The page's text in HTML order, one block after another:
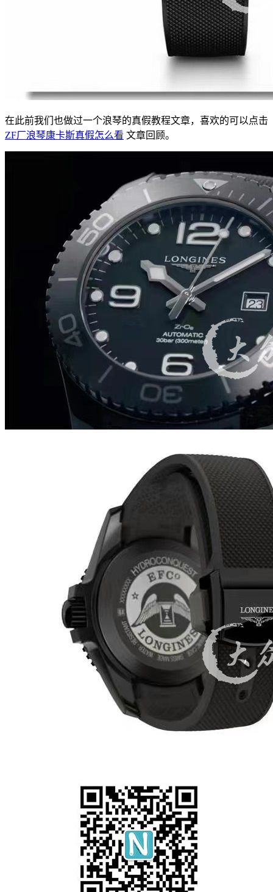
在此前我们也做过一个浪琴的真假教程文章，喜欢的可以点击
ZF厂浪琴康卡斯真假怎么看 文章回顾。